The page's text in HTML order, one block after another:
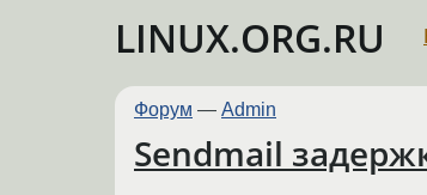
LINUX.ORG.RU
Форум — Admin
Sendmail